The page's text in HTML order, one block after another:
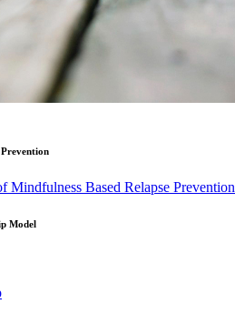
Mindfulness Based Relapse Prevention
Model